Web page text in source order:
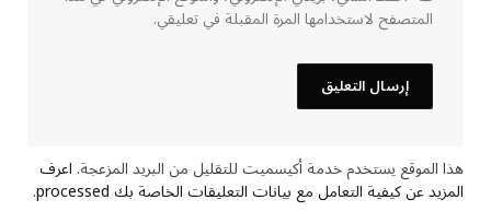
المتصفح لاستخدامها المرة المقبلة في تعليقي.
هذا الموقع يستخدم خدمة أكيسميت للتقليل من البريد المزعجة.اعرف
المزيد عن كيفية التعامل مع بيانات التعليقات الخاصة بك processed .